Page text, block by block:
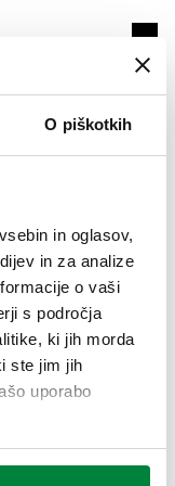
O piškotkih
in oglasov,
in za analize
o vaši
s področja
ki jih morda
ste jim jih
uporaboKopiraj
horizontalne ali